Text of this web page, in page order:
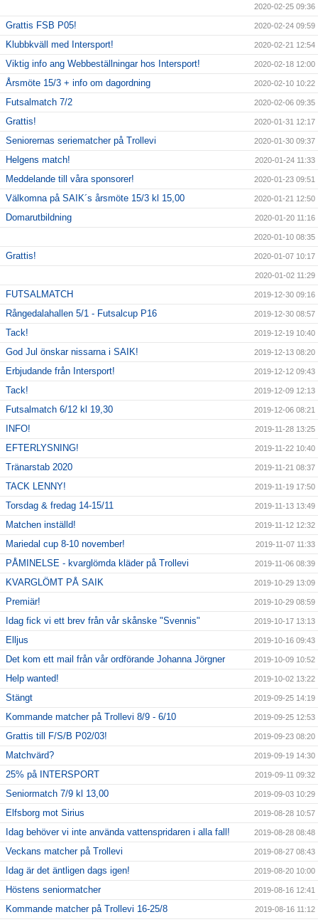
2020-02-25 09:36
Grattis FSB P05! 2020-02-24 09:59
Klubbkväll med Intersport! 2020-02-21 12:54
Viktig info ang Webbeställningar hos Intersport! 2020-02-18 12:00
Årsmöte 15/3 + info om dagordning 2020-02-10 10:22
Futsalmatch 7/2 2020-02-06 09:35
Grattis! 2020-01-31 12:17
Seniorernas seriematcher på Trollevi 2020-01-30 09:37
Helgens match! 2020-01-24 11:33
Meddelande till våra sponsorer! 2020-01-23 09:51
Välkomna på SAIK´s årsmöte 15/3 kl 15,00 2020-01-21 12:50
Domarutbildning 2020-01-20 11:16
2020-01-10 08:35
Grattis! 2020-01-07 10:17
2020-01-02 11:29
FUTSALMATCH 2019-12-30 09:16
Rångedalahallen 5/1 - Futsalcup P16 2019-12-30 08:57
Tack! 2019-12-19 10:40
God Jul önskar nissarna i SAIK! 2019-12-13 08:20
Erbjudande från Intersport! 2019-12-12 09:43
Tack! 2019-12-09 12:13
Futsalmatch 6/12 kl 19,30 2019-12-06 08:21
INFO! 2019-11-28 13:25
EFTERLYSNING! 2019-11-22 10:40
Tränarstab 2020 2019-11-21 08:37
TACK LENNY! 2019-11-19 17:50
Torsdag & fredag 14-15/11 2019-11-13 13:49
Matchen inställd! 2019-11-12 12:32
Mariedal cup 8-10 november! 2019-11-07 11:33
PÅMINELSE - kvarglömda kläder på Trollevi 2019-11-06 08:39
KVARGLÖMT PÅ SAIK 2019-10-29 13:09
Premiär! 2019-10-29 08:59
Idag fick vi ett brev från vår skånske "Svennis" 2019-10-17 13:13
Elljus 2019-10-16 09:43
Det kom ett mail från vår ordförande Johanna Jörgner 2019-10-09 10:52
Help wanted! 2019-10-02 13:22
Stängt 2019-09-25 14:19
Kommande matcher på Trollevi 8/9 - 6/10 2019-09-25 12:53
Grattis till F/S/B P02/03! 2019-09-23 08:20
Matchvärd? 2019-09-19 14:30
25% på INTERSPORT 2019-09-11 09:32
Seniormatch 7/9 kl 13,00 2019-09-03 10:29
Elfsborg mot Sirius 2019-08-28 10:57
Idag behöver vi inte använda vattenspridaren i alla fall! 2019-08-28 08:48
Veckans matcher på Trollevi 2019-08-27 08:43
Idag är det äntligen dags igen! 2019-08-20 10:00
Höstens seniormatcher 2019-08-16 12:41
Kommande matcher på Trollevi 16-25/8 2019-08-16 11:12